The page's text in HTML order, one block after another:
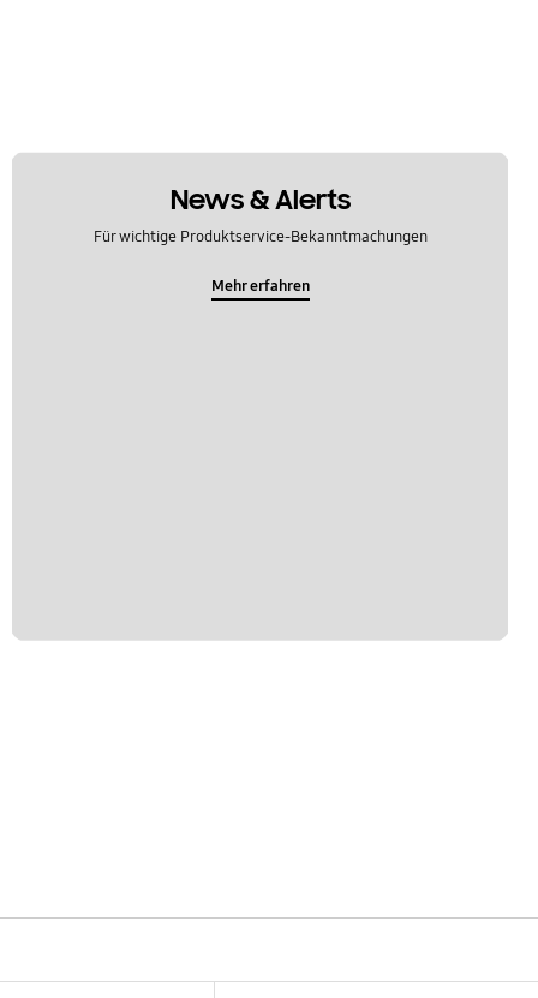
News & Alerts
Für wichtige Produktservice-Bekanntmachungen
Mehr erfahren